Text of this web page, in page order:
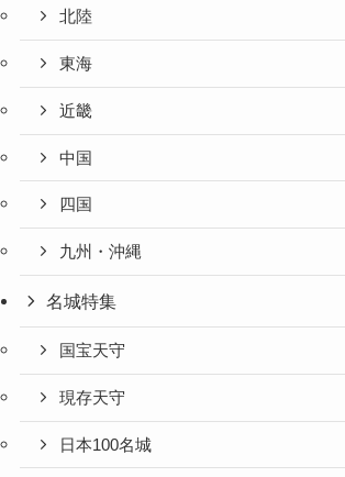
北陸
東海
近畿
中国
四国
九州・沖縄
名城特集
国宝天守
現存天守
日本100名城